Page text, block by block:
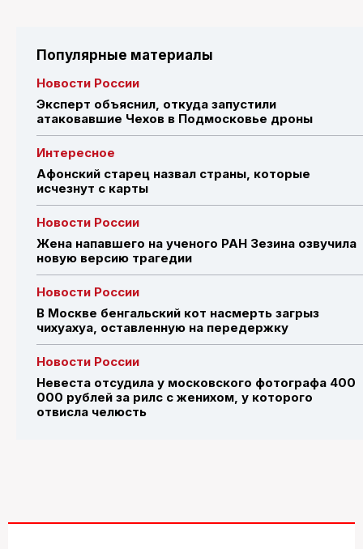
Популярные материалы
Новости России
Эксперт объяснил, откуда запустили
атаковавшие Чехов в Подмосковье дроны
Интересное
Афонский старец назвал страны, которые
исчезнут с карты
Новости России
Жена напавшего на ученого РАН Зезина озвучила
новую версию трагедии
Новости России
В Москве бенгальский кот насмерть загрыз
чихуахуа, оставленную на передержку
Новости России
Невеста отсудила у московского фотографа 400
000 рублей за рилс с женихом, у которого
отвисла челюсть